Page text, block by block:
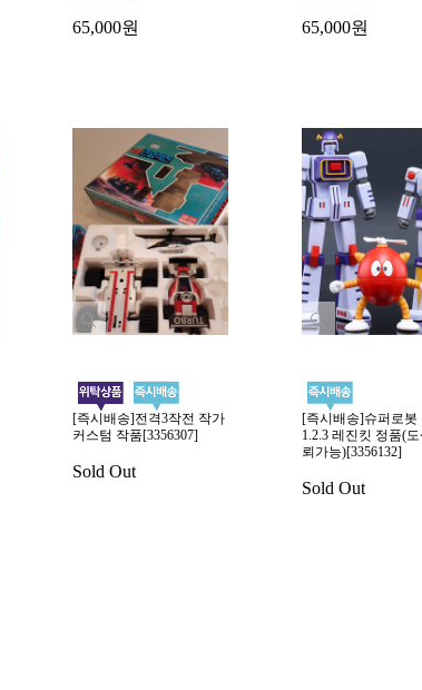
65,000원 65,000원
[즉시배송]전격3작전 작가
커스텀 작품[3356307]
Sold Out
[즉시배송]슈퍼로봇
1.2.3 레진킷 정품(도
뢰가능)[3356132]
Sold Out